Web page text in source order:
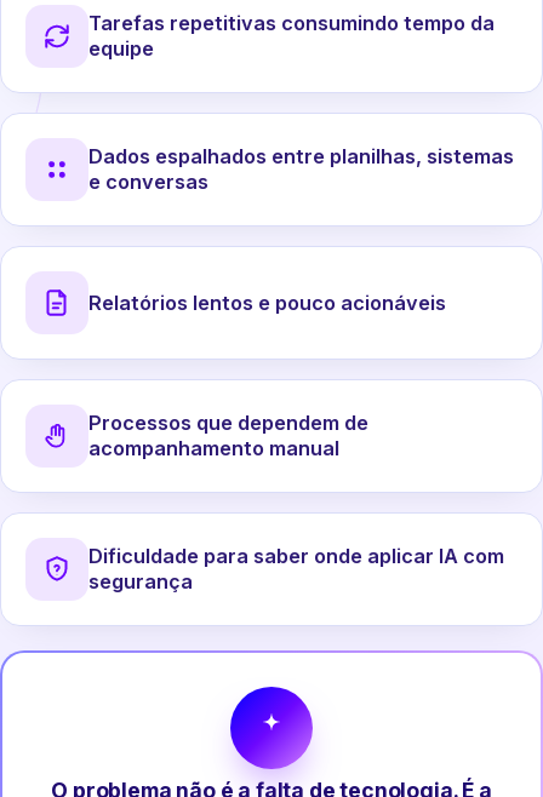
Tarefas repetitivas consumindo tempo da
equipe
Dados espalhados entre planilhas, sistemas
e conversas
Relatórios lentos e pouco acionáveis
Processos que dependem de
acompanhamento manual
Dificuldade para saber onde aplicar IA com
segurança
O problema não é a falta de tecnologia. É a